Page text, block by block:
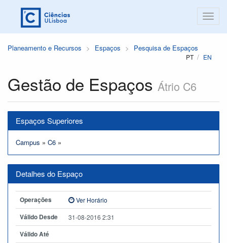
Planeamento e Recursos Espaços Pesquisa de Espaços
PT EN
Gestão de Espaços Átrio C6
Espaços Superiores
Campus » C6 »
Detalhes do Espaço
Operações Ver Horário
Válido Desde 31-08-2016 2:31
Válido Até